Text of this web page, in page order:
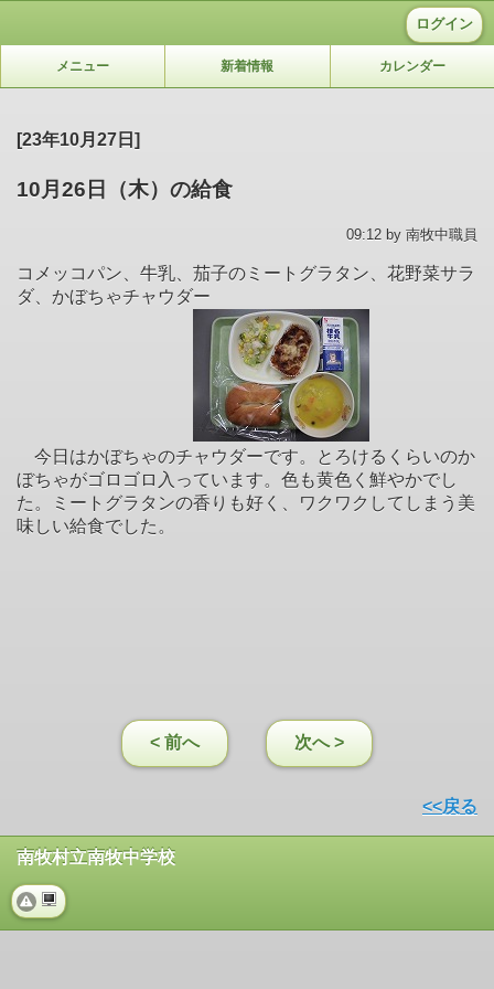
ログイン
メニュー 新着情報 カレンダー
[23年10月27日]
10月26日（木）の給食
09:12 by 南牧中職員
コメッコパン、牛乳、茄子のミートグラタン、花野菜サラ
ダ、かぼちゃチャウダー
今日はかぼちゃのチャウダーです。とろけるくらいのか
ぼちゃがゴロゴロ入っています。色も黄色く鮮やかでし
た。ミートグラタンの香りも好く、ワクワクしてしまう美
味しい給食でした。
< 前へ 次へ >
<<戻る
南牧村立南牧中学校